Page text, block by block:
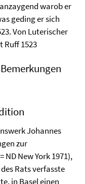
warob er
geding er sich
Von Luterischer
Ruff 1523
Johannes
zur
ND New York 1971),
Rats verfasste
in Basel einen